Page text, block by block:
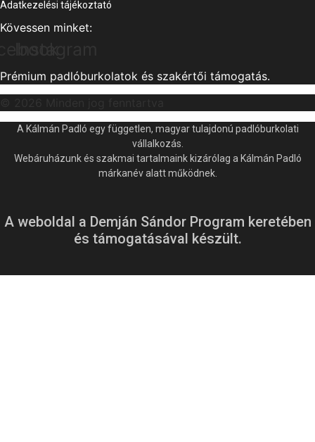
Adatkezelési tájékoztató
Kövessen minket:
Prémium padlóburkolatok és szakértői támogatás.
A Kálmán Padló egy független, magyar tulajdonú padlóburkolati
vállalkozás.
Webáruházunk és szakmai tartalmaink kizárólag a Kálmán Padló
márkanév alatt működnek.
A weboldal a Demján Sándor Program keretében
és támogatásával készült.